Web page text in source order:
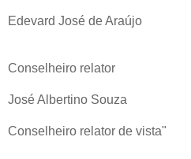
Edevard José de Araújo
Conselheiro relator
José Albertino Souza
Conselheiro relator de vista"